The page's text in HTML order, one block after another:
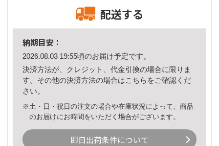
配送する
納期目安：
2026.08.03 19:55頃のお届け予定です。
決済方法が、クレジット、代金引換の場合に限りま
す。その他の決済方法の場合はこちら をご確認くだ
さい。
※土・日・祝日の注文の場合や在庫状況によって、商品
のお届けにお時間をいただく場合がございます。
即日出荷条件について